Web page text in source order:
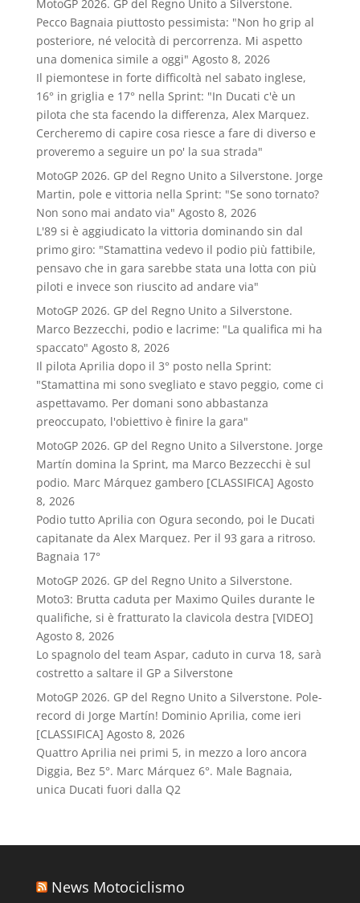
MotoGP 2026. GP del Regno Unito a Silverstone.
Pecco Bagnaia piuttosto pessimista: "Non ho grip al
posteriore, né velocità di percorrenza. Mi aspetto
una domenica simile a oggi" Agosto 8, 2026
Il piemontese in forte difficoltà nel sabato inglese,
16° in griglia e 17° nella Sprint: "In Ducati c'è un
pilota che sta facendo la differenza, Alex Marquez.
Cercheremo di capire cosa riesce a fare di diverso e
proveremo a seguire un po' la sua strada"
MotoGP 2026. GP del Regno Unito a Silverstone. Jorge
Martin, pole e vittoria nella Sprint: "Se sono tornato?
Non sono mai andato via" Agosto 8, 2026
L'89 si è aggiudicato la vittoria dominando sin dal
primo giro: "Stamattina vedevo il podio più fattibile,
pensavo che in gara sarebbe stata una lotta con più
piloti e invece son riuscito ad andare via"
MotoGP 2026. GP del Regno Unito a Silverstone.
Marco Bezzecchi, podio e lacrime: "La qualifica mi ha
spaccato" Agosto 8, 2026
Il pilota Aprilia dopo il 3° posto nella Sprint:
"Stamattina mi sono svegliato e stavo peggio, come ci
aspettavamo. Per domani sono abbastanza
preoccupato, l'obiettivo è finire la gara"
MotoGP 2026. GP del Regno Unito a Silverstone. Jorge
Martín domina la Sprint, ma Marco Bezzecchi è sul
podio. Marc Márquez gambero [CLASSIFICA] Agosto
8, 2026
Podio tutto Aprilia con Ogura secondo, poi le Ducati
capitanate da Alex Marquez. Per il 93 gara a ritroso.
Bagnaia 17°
MotoGP 2026. GP del Regno Unito a Silverstone.
Moto3: Brutta caduta per Maximo Quiles durante le
qualifiche, si è fratturato la clavicola destra [VIDEO]
Agosto 8, 2026
Lo spagnolo del team Aspar, caduto in curva 18, sarà
costretto a saltare il GP a Silverstone
MotoGP 2026. GP del Regno Unito a Silverstone. Pole-
record di Jorge Martín! Dominio Aprilia, come ieri
[CLASSIFICA] Agosto 8, 2026
Quattro Aprilia nei primi 5, in mezzo a loro ancora
Diggia, Bez 5°. Marc Márquez 6°. Male Bagnaia,
unica Ducati fuori dalla Q2
News Motociclismo